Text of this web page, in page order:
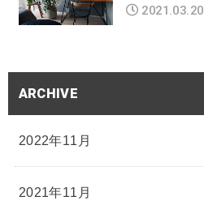
2021.03.20
ARCHIVE
2022年11月
2021年11月